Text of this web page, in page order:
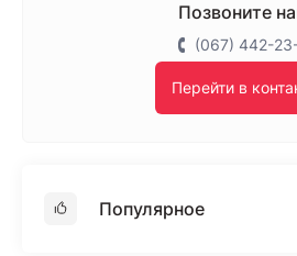
Позвоните
(067) 442-
Перейти в
Популярное